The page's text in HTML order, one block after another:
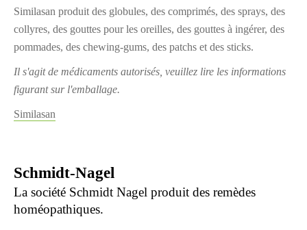
Similasan produit des globules, des comprimés, des sprays, des
collyres, des gouttes pour les oreilles, des gouttes à ingérer, des
pommades, des chewing-gums, des patchs et des sticks.
Il s'agit de médicaments autorisés, veuillez lire les informations
figurant sur l'emballage.
Similasan
Schmidt-Nagel
La société Schmidt Nagel produit des remèdes
homéopathiques.